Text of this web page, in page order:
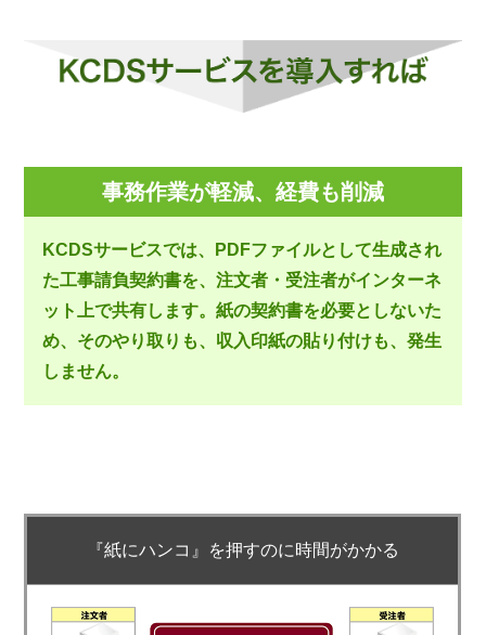
事務作業が軽減、経費も削減
KCDSサービスでは、PDFファイルとして生成され
た工事請負契約書を、注文者・受注者がインターネ
ット上で共有します。紙の契約書を必要としないた
め、そのやり取りも、収入印紙の貼り付けも、発生
しません。
『紙にハンコ』を押すのに時間がかかる